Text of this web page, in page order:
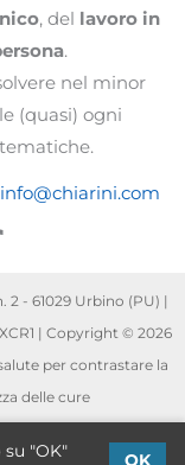
, del lavoro in
.
nel minor
(quasi) ogni
info@chiarini.com
2 - 61029 Urbino (PU) |
| Copyright © 2026
per contrastare la
delle cure
"OK"
OK